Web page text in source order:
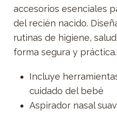
accesorios esenciales
del recién nacido.
rutinas de higiene,
forma segura y práctica.
Incluye
cuidado del bebé
Aspirador nasal